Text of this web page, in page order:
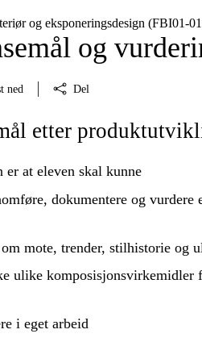
og eksponeringsdesign
og
ned Del
etter
at eleven skal kunne
, dokumentereog vurdere
mote, trender, stilhistorie og
ulike komposisjonsvirkemidler
i eget arbeid